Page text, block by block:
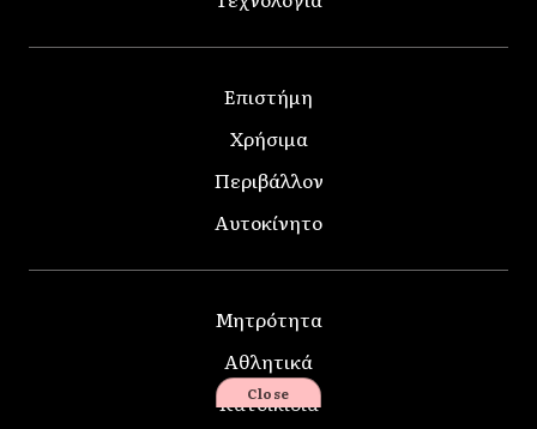
Επιστήμη
Χρήσιμα
Περιβάλλον
Αυτοκίνητο
Μητρότητα
Αθλητικά
Κατοικίδια
Close